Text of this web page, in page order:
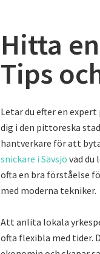
Hitta
Tips
Letar du efter en
dig i den pittoreska
hantverkare för att
snickare i Sävsjö vad du
ofta en bra förståelse
med moderna tekniker.
Att anlita lokala
ofta flexibla med tider.